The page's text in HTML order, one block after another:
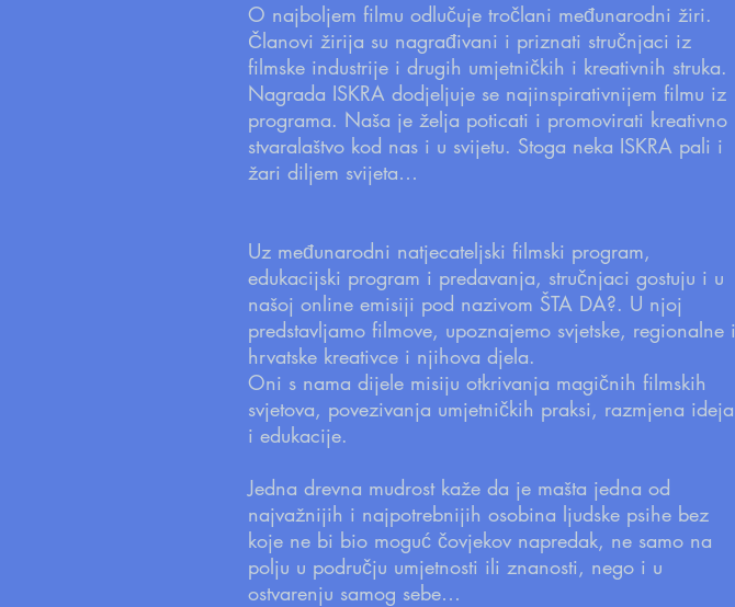
O najboljem filmu odlučuje tročlani međunarodni žiri.
Članovi žirija su nagrađivani i priznati stručnjaci iz
filmske industrije i drugih umjetničkih i kreativnih struka.
Nagrada ISKRA dodjeljuje se najinspirativnijem filmu iz
programa. Naša je želja poticati i promovirati kreativno
stvaralaštvo kod nas i u svijetu. Stoga neka ISKRA pali i
žari diljem svijeta…
Uz međunarodni natjecateljski filmski program,
edukacijski program i predavanja, stručnjaci gostuju i u
našoj online emisiji pod nazivom ŠTA DA?. U njoj
predstavljamo filmove, upoznajemo svjetske, regionalne i
hrvatske kreativce i njihova djela.
Oni s nama dijele misiju otkrivanja magičnih filmskih
svjetova, povezivanja umjetničkih praksi, razmjena ideja
i edukacije.
Jedna drevna mudrost kaže da je mašta jedna od
najvažnijih i najpotrebnijih osobina ljudske psihe bez
koje ne bi bio moguć čovjekov napredak, ne samo na
polju u području umjetnosti ili znanosti, nego i u
ostvarenju samog sebe…